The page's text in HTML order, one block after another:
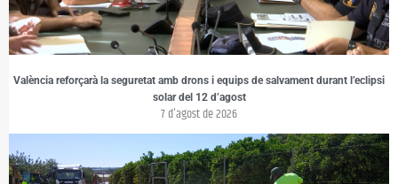
València reforçarà la seguretat amb drons i equips de salvament durant l’eclipsi
solar del 12 d’agost
7 d'agost de 2026